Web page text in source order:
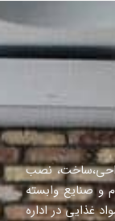
با موضوع طراحی،ساخت، نصب
و صنایع وابسته
غذایی در اداره